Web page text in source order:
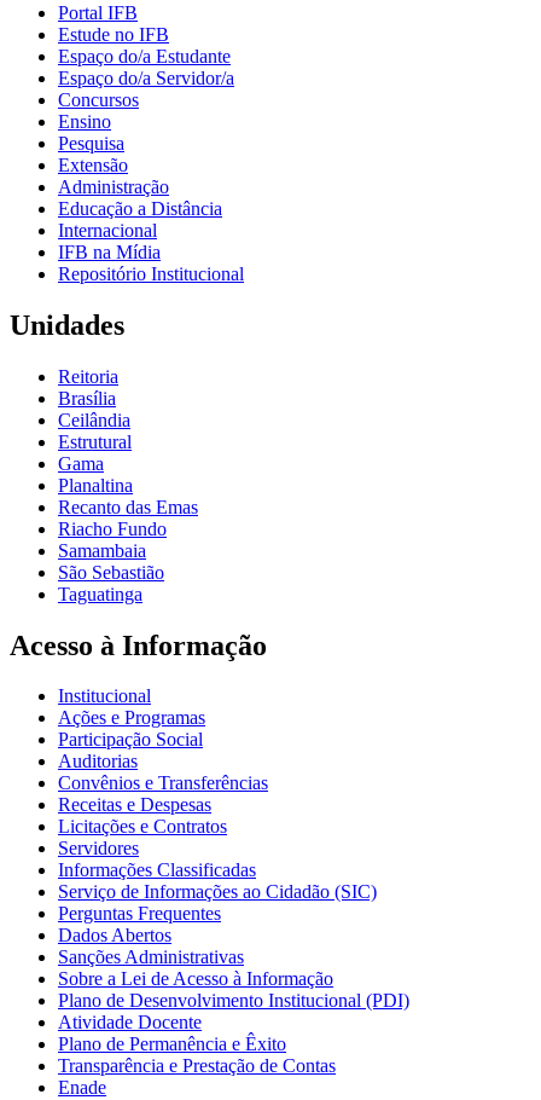
Portal IFB
Estude no IFB
Espaço do/a Estudante
Espaço do/a Servidor/a
Concursos
Ensino
Pesquisa
Extensão
Administração
Educação a Distância
Internacional
IFB na Mídia
Repositório Institucional
Unidades
Reitoria
Brasília
Ceilândia
Estrutural
Gama
Planaltina
Recanto das Emas
Riacho Fundo
Samambaia
São Sebastião
Taguatinga
Acesso à Informação
Institucional
Ações e Programas
Participação Social
Auditorias
Convênios e Transferências
Receitas e Despesas
Licitações e Contratos
Servidores
Informações Classificadas
Serviço de Informações ao Cidadão (SIC)
Perguntas Frequentes
Dados Abertos
Sanções Administrativas
Sobre a Lei de Acesso à Informação
Plano de Desenvolvimento Institucional (PDI)
Atividade Docente
Plano de Permanência e Êxito
Transparência e Prestação de Contas
Enade